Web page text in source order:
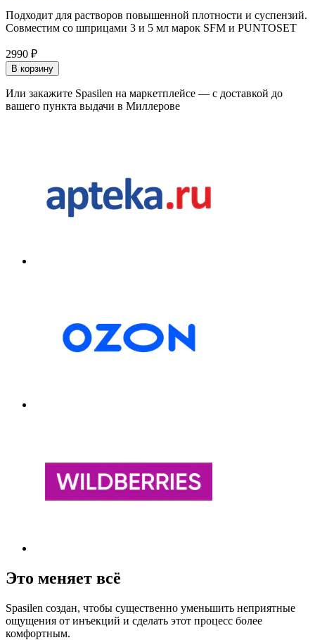
Подходит для растворов повышенной плотности и суспензий.
Совместим со шприцами 3 и 5 мл марок SFM и PUNTOSET
2990 ₽
В корзину
Или закажите Spasilen на маркетплейсе — с доставкой до
вашего пункта выдачи в Миллерове
Это меняет всё
Spasilen создан, чтобы существенно уменьшить неприятные
ощущения от инъекций и сделать этот процесс более
комфортным.